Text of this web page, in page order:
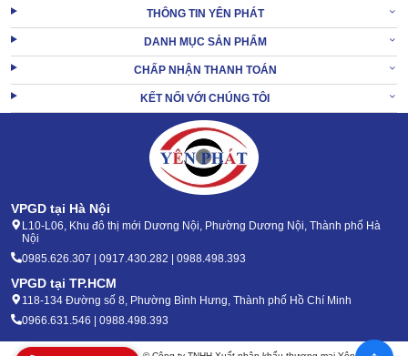
Máy có thiết kế nhỏ gọn nhưng hiệu quả hoạt động không kém các
mẫu máy công nghiệp tại cửa hàng. Bởi lưu lượng nước lên tới 6 -
2.2 Tự hút hiện đại, tiết kiệm nước phun rửa
có khả năng tự hút nước từ xô, chậu, không cần phải
gắn vào vòi nước trực tiếp. Đặc biệt phù hợp cho gia đình không
có hệ thống nước ngoài trời.
Ngoài ra, máy rửa xe gia đình JET-1800 cũng có hệ thống phun
sương, phù hợp rửa khu vực diện rộng.
Giúp tiết kiệm nước tối đa mà vẫn đạt hiệu quả rửa cao.
2.3 Thiết kế tiện dụng, dễ dùng
THÔNG TIN YÊN PHÁT
DANH MỤC SẢN PHẨM
CHẤP NHẬN THANH TOÁN
KẾT NỐI VỚI CHÚNG TÔI
VPGD tại Hà Nội
L10-L06, Khu đô thị mới Dương Nội, Phường Dương Nội, Thành phố Hà
Nội
0985.626.307 | 0917.430.282 | 0988.498.393
VPGD tại TP.HCM
118-134 Đường số 8, Phường Bình Hưng, Thành phố Hồ Chí Minh
0966.631.546 | 0988.498.393